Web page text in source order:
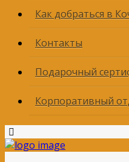
Как добраться в
Контакты
Подарочный
Корпоративный